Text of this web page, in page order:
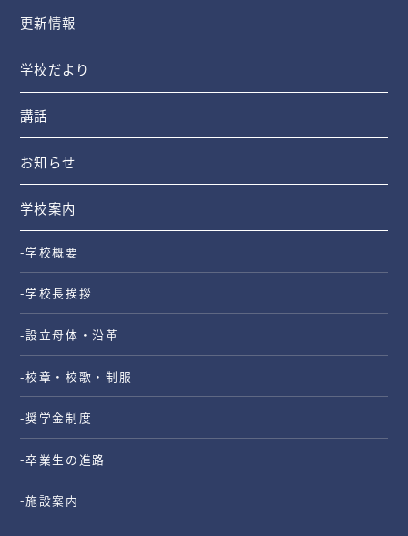
更新情報
学校だより
講話
お知らせ
学校案内
-学校概要
-学校長挨拶
-設立母体・沿革
-校章・校歌・制服
-奨学金制度
-卒業生の進路
-施設案内